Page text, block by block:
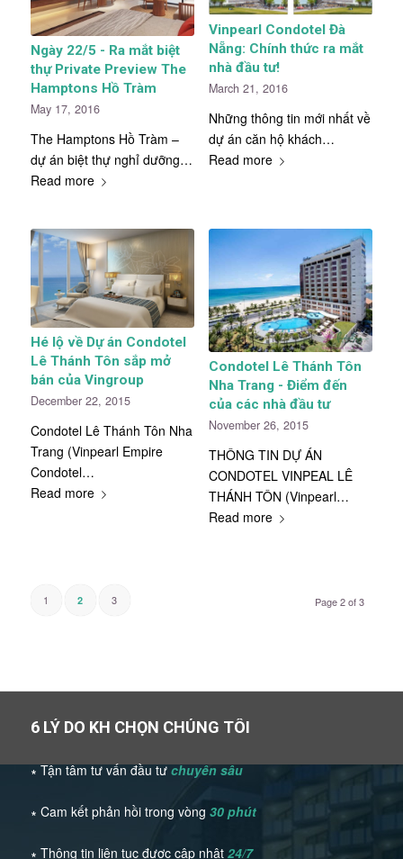
Ngày 22/5 - Ra mắt biệt
thự Private Preview The
Hamptons Hồ Tràm
May 17, 2016
The Hamptons Hồ Tràm –
dự án biệt thự nghỉ dưỡng…
Read more
Vinpearl Condotel Đà
Nẵng: Chính thức ra mắt
nhà đầu tư!
March 21, 2016
Những thông tin mới nhất về
dự án căn hộ khách…
Read more
Hé lộ về Dự án Condotel
Lê Thánh Tôn sắp mở
bán của Vingroup
December 22, 2015
Condotel Lê Thánh Tôn Nha
Trang (Vinpearl Empire
Condotel…
Read more
Condotel Lê Thánh Tôn
Nha Trang - Điểm đến
của các nhà đầu tư
November 26, 2015
THÔNG TIN DỰ ÁN
CONDOTEL VINPEAL LÊ
THÁNH TÔN (Vinpearl…
Read more
Page 2 of 3
1 2 3
6 LÝ DO KH CHỌN CHÚNG TÔI
∗ Tận tâm tư vấn đầu tưchuyên sâu
∗ Cam kết phản hồi trong vòng 30 phút
∗ Thông tin liên tục được cập nhật 24/7